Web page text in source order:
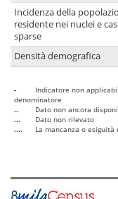
Incidenza della
residente nei nuclei e
sparse
Densità demografica
-
Indicatore non
denominatore
..
Dato non ancora
...
Dato non rilevato
....
La mancanza o